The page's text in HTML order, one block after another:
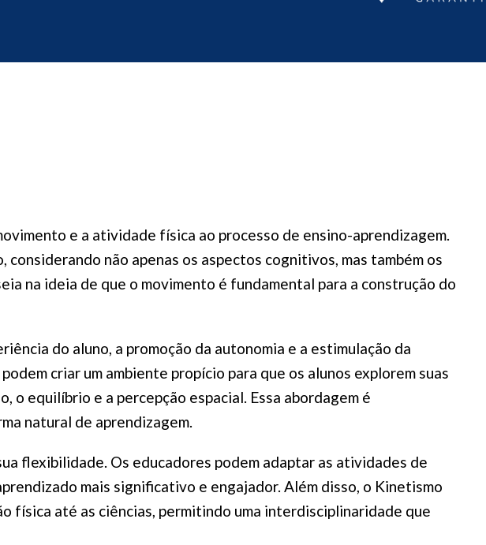
e a atividade física ao processo de ensino-aprendizagem.
não apenas os aspectos cognitivos, mas também os
na ideia de que o movimento é fundamental para a construção do
do aluno, a promoção da autonomia e a estimulação da
criar um ambiente propício para que os alunos explorem suas
o equilíbrio e a percepção espacial. Essa abordagem é
natural de aprendizagem.
flexibilidade. Os educadores podem adaptar as atividades de
mais significativo e engajador. Além disso, o Kinetismo
física até as ciências, permitindo uma interdisciplinaridade que